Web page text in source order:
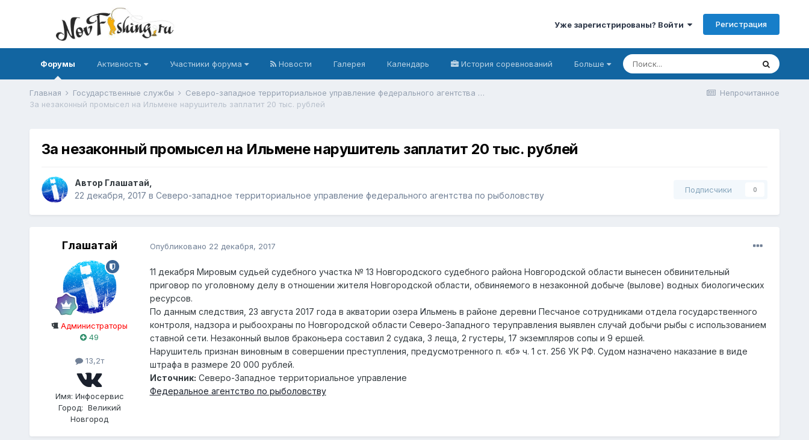
Уже зарегистрированы? Войти Регистрация
Форумы Активность Участники форума Новости Галерея Календарь История соревнований Больше
Непрочитанное
Главная Государственные службы
Cеверо-западное территориальное управление федерального агентства по рыболовству
За незаконный промысел на Ильмене нарушитель заплатит 20 тыс. рублей
За незаконный промысел на Ильмене нарушитель заплатит 20 тыс. рублей
Автор Глашатай
22 декабря, 2017 в Cеверо-западное территориальное управление федерального агентства по рыболовству
Подписчики 0
Глашатай
Администраторы
49
13,2т
Имя: Инфосервис
Город: Великий
Новгород
Опубликовано 22 декабря, 2017
11 декабря Мировым судьей судебного участка № 13 Новгородского судебного района Новгородской области вынесен обвинительный
приговор по уголовному делу в отношении жителя Новгородской области, обвиняемого в незаконной добыче (вылове) водных биологических
ресурсов.
По данным следствия, 23 августа 2017 года в акватории озера Ильмень в районе деревни Песчаное сотрудниками отдела государственного
контроля, надзора и рыбоохраны по Новгородской области Северо-Западного теруправления выявлен случай добычи рыбы с использованием
ставной сети. Незаконный вылов браконьера составил 2 судака, 3 леща, 2 густеры, 17 экземпляров сопы и 9 ершей.
Нарушитель признан виновным в совершении преступления, предусмотренного п. «б» ч. 1 ст. 256 УК РФ. Судом назначено наказание в виде
штрафа в размере 20 000 рублей.
Источник: Северо-Западное территориальное управление
Федеральное агентство по рыболовству